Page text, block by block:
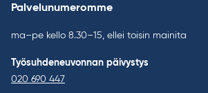
Palvelunumeromme
ma–pe kello 8.30–15, ellei toisin mainita
Työsuhdeneuvonnan päivystys
020 690 447